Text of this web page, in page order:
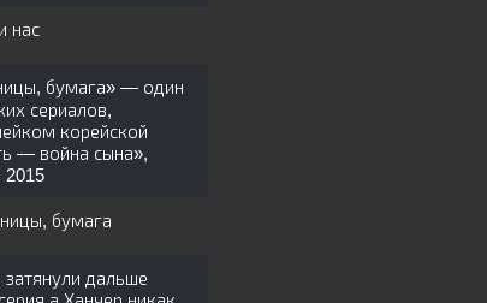
нас
бумага» — один
сериалов,
корейской
— война сына»,
2015
бумага
дальше